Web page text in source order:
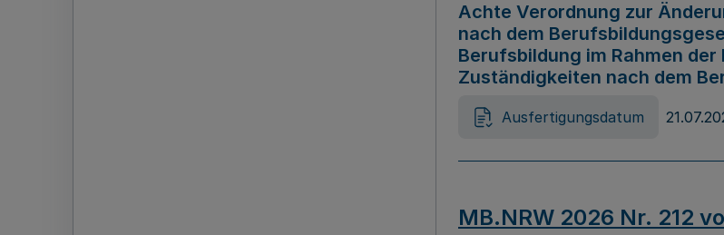
Achte Verordnung zur
nach dem
Berufsbildung im Rahmen
Zuständigkeiten nach dem
Ausfertigungsdatum
MB.NRW 2026 Nr. 212